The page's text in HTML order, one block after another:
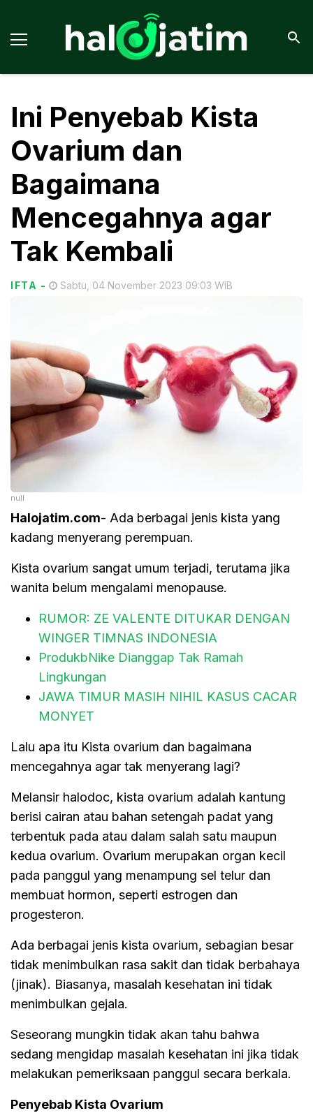
Ini Penyebab Kista
Ovarium dan
Bagaimana
Mencegahnya agar
Tak Kembali
IFTA - Sabtu, 04 November 2023 09:03 WIB
null
Halojatim.com- Ada berbagai jenis kista yang
kadang menyerang perempuan.
Kista ovarium sangat umum terjadi, terutama jika
wanita belum mengalami menopause.
RUMOR: ZE VALENTE DITUKAR DENGAN
WINGER TIMNAS INDONESIA
ProdukbNike Dianggap Tak Ramah
Lingkungan
JAWA TIMUR MASIH NIHIL KASUS CACAR
MONYET
Lalu apa itu Kista ovarium dan bagaimana
mencegahnya agar tak menyerang lagi?
Melansir halodoc, kista ovarium adalah kantung
berisi cairan atau bahan setengah padat yang
terbentuk pada atau dalam salah satu maupun
kedua ovarium. Ovarium merupakan organ kecil
pada panggul yang menampung sel telur dan
membuat hormon, seperti estrogen dan
progesteron.
Ada berbagai jenis kista ovarium, sebagian besar
tidak menimbulkan rasa sakit dan tidak berbahaya
(jinak). Biasanya, masalah kesehatan ini tidak
menimbulkan gejala.
Seseorang mungkin tidak akan tahu bahwa
sedang mengidap masalah kesehatan ini jika tidak
melakukan pemeriksaan panggul secara berkala.
Penyebab Kista Ovarium